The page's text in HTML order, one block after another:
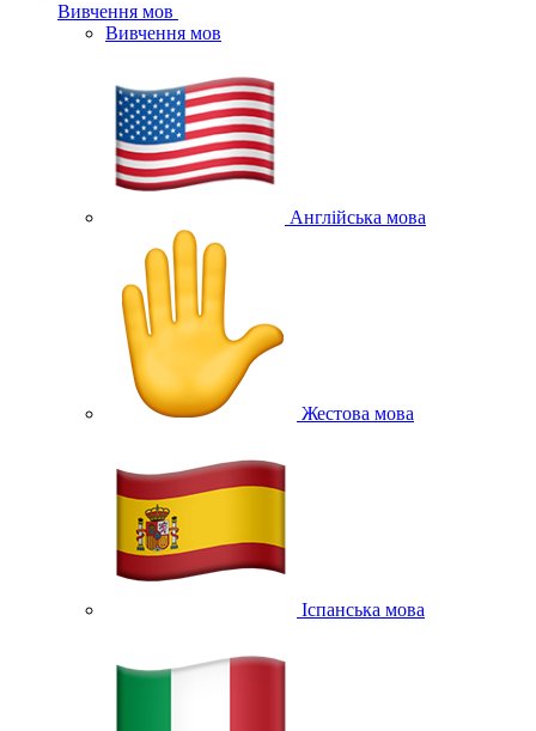
Вивчення мов
Вивчення мов
Англійська мова
Жестова мова
Іспанська мова